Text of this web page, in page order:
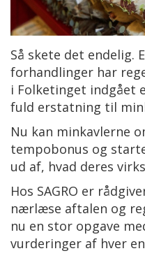
Så skete det endelig.
forhandlinger har
i Folketinget indgået
fuld erstatning til
Nu kan minkavlerne
tempobonus og
ud af, hvad deres
Hos SAGRO er
nærlæse aftalen og
nu en stor opgave
vurderinger af hver